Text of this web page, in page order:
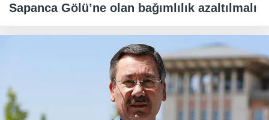
Sapanca Gölü’ne olan bağımlılık azaltılmalı